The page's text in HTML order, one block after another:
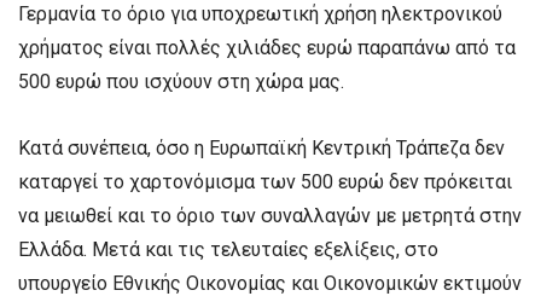
Γερμανία το όριο για υποχρεωτική χρήση ηλεκτρονικού
χρήματος είναι πολλές χιλιάδες ευρώ παραπάνω από τα
500 ευρώ που ισχύουν στη χώρα μας.
Κατά συνέπεια, όσο η Ευρωπαϊκή Κεντρική Τράπεζα δεν
καταργεί το χαρτονόμισμα των 500 ευρώ δεν πρόκειται
να μειωθεί και το όριο των συναλλαγών με μετρητά στην
Ελλάδα. Μετά και τις τελευταίες εξελίξεις, στο
υπουργείο Εθνικής Οικονομίας και Οικονομικών εκτιμούν